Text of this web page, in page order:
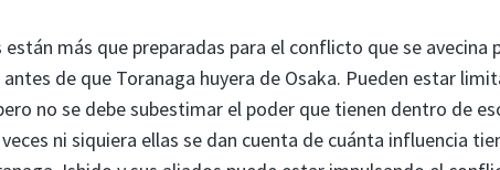
están más que preparadas para el conflicto que se avecina
de que Toranaga huyera de Osaka. Pueden estar
no se debe subestimar el poder que tienen dentro de
ni siquiera ellas se dan cuenta de cuánta influencia